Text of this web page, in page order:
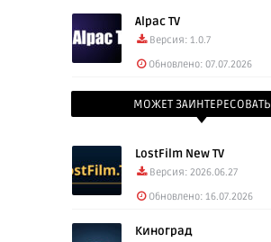
Alpac TV
Версия: 1.0.7
Обновлено: 07.07.2026
МОЖЕТ ЗАИНТЕРЕСОВАТЬ
LostFilm New TV
Версия: 2026.06.27
Обновлено: 16.07.2026
Киноград